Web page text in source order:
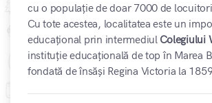
cu o populație de doar 7000 de
Cu tote acestea, localitatea este un
educațional prin intermediul Colegiului
instituție educațională de top în Marea
fondată de însăși Regina Victoria la